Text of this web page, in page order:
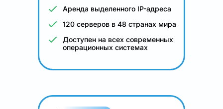
Аренда выделенного IP-адреса
120 серверов в 48 странах мира
Доступен на всех современных
операционных системах